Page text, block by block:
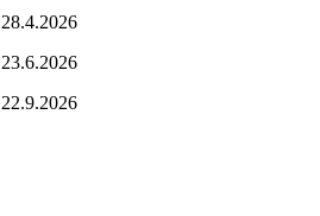
28.4.2026
23.6.2026
22.9.2026